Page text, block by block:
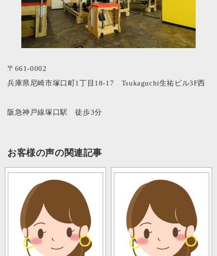
〒661-0002
兵庫県尼崎市塚口町1丁目18-17 Tsukaguchi生祐ビル3F西
阪急神戸線塚口駅 徒歩3分
お客様の声の関連記事